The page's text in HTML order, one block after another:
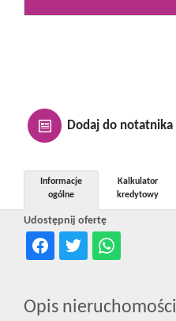
Dodaj do notatnika
Udostępnij ofertę
Informacje
ogólne
Kalkulator
kredytowy
Opis nieruchomości